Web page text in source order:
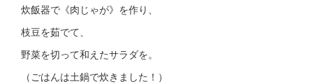
炊飯器で《肉じゃが》を作り、
枝豆を茹でて、
野菜を切って和えたサラダを。
（ごはんは土鍋で炊きました！）